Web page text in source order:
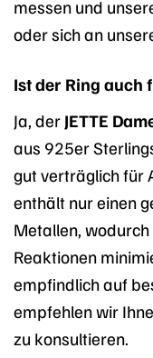
messen und
oder sich an
Ist der Ring auch
Ja, der JETTE
aus 925er
gut verträglich für
enthält nur einen
Metallen,
Reaktionen
empfindlich auf
empfehlen wir
zu konsultieren.